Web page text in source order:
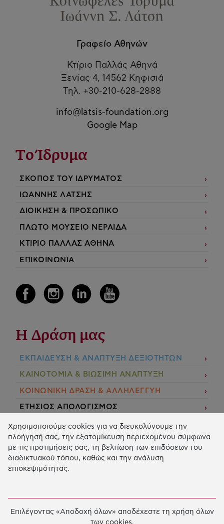
Γραφείο Αθηνών
Κτίριο Παλλάς Αθηνά
Ξενίας 4, 14562 Κηφισιά
Τηλ. +30-210-628-2888
info@latsis-foundation.org
Google Map
Το Ίδρυμα
ΣΚΟΠΟΣ ΤΟΥ ΙΔΡΥΜΑΤΟΣ
ΙΩΑΝΝΗΣ ΛΑΤΣΗΣ
ΔΙΟΙΚΗΣΗ & ΠΡΟΣΩΠΙΚΟ
ΠΛΩΤΟ ΜΟΥΣΕΙΟ ΝΕΡΑΙΔΑ
ΚΤΙΡΙΟ ΠΑΛΛΑΣ ΑΘΗΝΑ
ΕΠΙΚΟΙΝΩΝΙΑ
Η Δράση μας
ΕΚΠΑIΔΕΥΣΗ & ΑΝΑΠΤΥΞΗ ΔΕΞΙΟΤΗΤΩΝ
ΚΑΙΝΟΤΟΜΙΑ & ΒΙΩΣΙΜΗ ΑΝΑΠΤΥΞΗ
ΚΟΙΝΩΝΙΚΗ ΔΡΑΣΗ & ΑΛΛΗΛΕΓΓΥΗ
ΕΤΗΣΙΟΣ ΑΠΟΛΟΓΙΣΜΟΣ
E-LIBRARY
ΧΡΗΜΑΤΟΔΟΤΗΣΕΙΣ
ΑΙΤΗΣΗ ΧΡΗΜΑΤΟΔΟΤΗΣΗΣ
Δεδομένων
Χρησιμοποιούμε cookies για να διευκολύνουμε την
πλοήγησή σας, την εξατομίκευση περιεχομένου σύμφωνα
με τις προτιμήσεις σας, τη βελτίωση των επιδόσεων του
διαδικτυακού τόπου, καθώς και την ανάλυση
επισκεψιμότητας.
Επιλέγοντας «Αποδοχή όλων» αποδέχεστε τη χρήση όλων
των cookies.